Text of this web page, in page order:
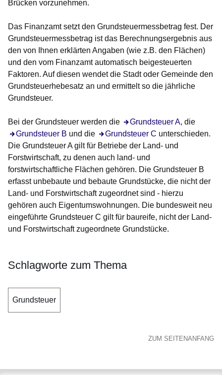
Brücken vorzunehmen.
Das Finanzamt setzt den Grundsteuermessbetrag fest. Der
Grundsteuermessbetrag ist das Berechnungsergebnis aus
den von Ihnen erklärten Angaben (wie z.B. den Flächen)
und den vom Finanzamt automatisch beigesteuerten
Faktoren. Auf diesen wendet die Stadt oder Gemeinde den
Grundsteuerhebesatz an und ermittelt so die jährliche
Grundsteuer.
Bei der Grundsteuer werden die Grundsteuer A, die
Grundsteuer B und die Grundsteuer C unterschieden.
Die Grundsteuer A gilt für Betriebe der Land- und
Forstwirtschaft, zu denen auch land- und
forstwirtschaftliche Flächen gehören. Die Grundsteuer B
erfasst unbebaute und bebaute Grundstücke, die nicht der
Land- und Forstwirtschaft zugeordnet sind - hierzu
gehören auch Eigentumswohnungen. Die bundesweit neu
eingeführte Grundsteuer C gilt für baureife, nicht der Land-
und Forstwirtschaft zugeordnete Grundstücke.
Schlagworte zum Thema
Grundsteuer
ZUM SEITENANFANG